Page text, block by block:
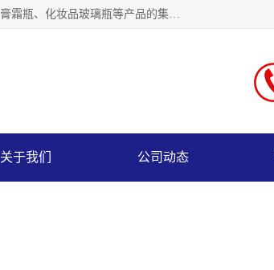
【1分钟前更新】广州乐鑫玻璃制品有限公司是一家专业从事化妆品瓶子、化妆品玻璃瓶子、膏霜瓶、化妆品玻璃瓶等产品的集开发研制、生产、销售于一体的实业型玻璃制品生产企业。产品从设计、开模、试样、生产、蒙砂、抛光、喷涂、高低温单色及多色印刷，烫金（银）到交货实现一条龙服务。
关于我们 公司动态